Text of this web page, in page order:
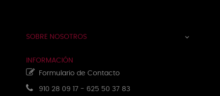
SOBRE NOSOTROS 
INFORMACIÓN
Formulario de Contacto
910 28 09 17 - 625 50 37 83